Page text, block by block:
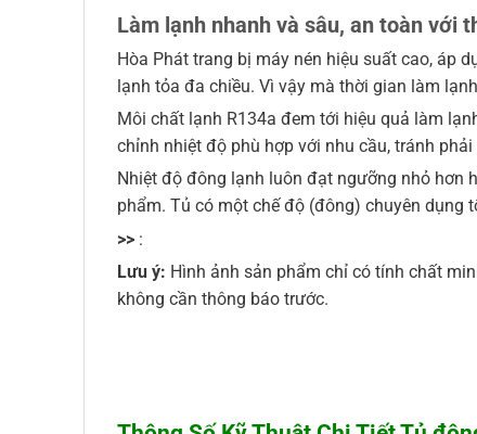
Làm lạnh nhanh và sâu, an toàn với
Hòa Phát trang bị máy nén hiệu suất cao, áp
lạnh tỏa đa chiều. Vì vậy mà thời gian làm
Môi chất lạnh R134a đem tới hiệu quả làm
chỉnh nhiệt độ phù hợp với nhu cầu, tránh
Nhiệt độ đông lạnh luôn đạt ngưỡng nhỏ hơn
phẩm. Tủ có một chế độ (đông) chuyên dụng
>> :
Lưu ý: Hình ảnh sản phẩm chỉ có tính chất
không cần thông báo trước.